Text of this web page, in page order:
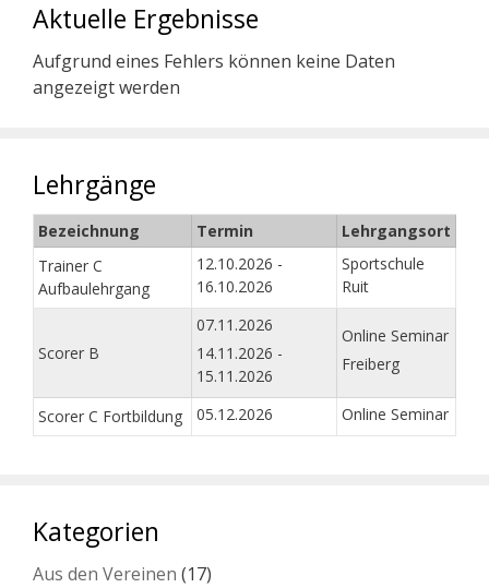
Aktuelle Ergebnisse
Aufgrund eines Fehlers können keine Daten
angezeigt werden
Lehrgänge
Bezeichnung Termin
Lehrgangsort
Trainer C
Aufbaulehrgang
12.10.2026 -
16.10.2026
Sportschule
Ruit
Scorer B
07.11.2026
14.11.2026 -
15.11.2026
Online Seminar
Freiberg
Scorer C Fortbildung 05.12.2026 Online Seminar
Kategorien
Aus den Vereinen (17)